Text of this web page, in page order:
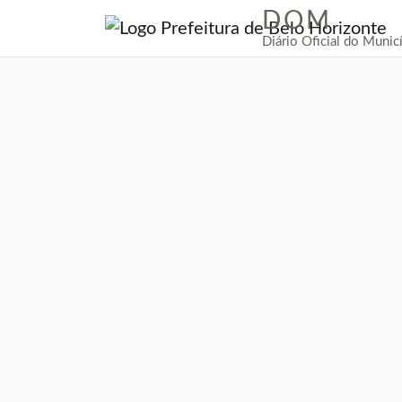
| DOM
Diário Oficial do